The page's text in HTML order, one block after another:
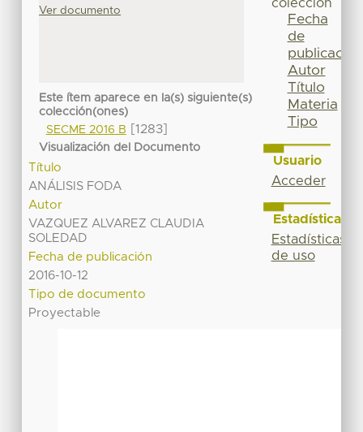
Ver documento
Este ítem aparece en la(s) siguiente(s)
colección(ones)
SECME 2016 B
[1283]
Visualización del Documento
Título
ANÁLISIS FODA
Autor
VAZQUEZ ALVAREZ CLAUDIA
SOLEDAD
Fecha de publicación
2016-10-12
Tipo de documento
Proyectable
colección
Fecha
de
publicación
Autor
Título
Materia
Tipo
Usuario
Acceder
Estadísticas
Estadísticas
de uso